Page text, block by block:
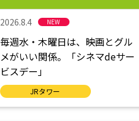
2026.8.4 NEW
毎週水・木曜日は、映画とグル
メがいい関係。「シネマdeサー
ビスデー」
JRタワー